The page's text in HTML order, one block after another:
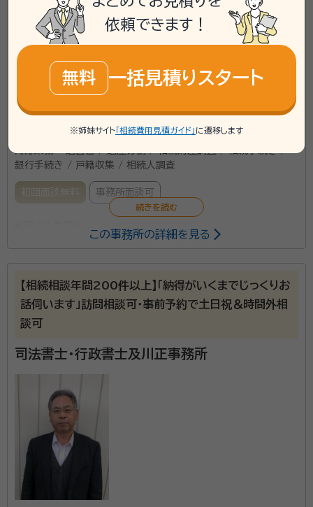
ビル203
\「いい相続」にてご相談を承ります/
お電話でのご相談
mail Web相談も受付中 無料
対応業務：
銀行手続き / 戸籍収集 / 相続人調査
初回面談無料 事務所面談可
当事務所では複数の成年後見を受任しており、それに伴
う相続業務も多数処理しています。
資格等：行政書士、社会福祉士、宅地建物取引士、マンション管理士
この事務所の詳細を見る
【相続相談年間200件以上】「納得がいくまでじっくりお
話伺います」訪問相談可・事前予約で土日祝＆時間外相
談可
司法書士・行政書士及川正事務所
依頼できます！
無料 一括見積りスタート
※姉妹サイト 「相続費用見積ガイド」 に遷移します